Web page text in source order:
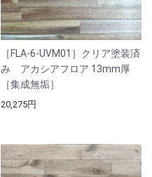
［FLA-6-UVM01］クリア塗装済
み アカシアフロア 13mm厚
［集成無垢］
20,275円